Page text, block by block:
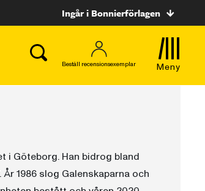
Ingår i Bonnierförlagen
Beställ recensionsexemplar Meny
i Göteborg. Han bidrog bland
1986 slog Galenskaparna och